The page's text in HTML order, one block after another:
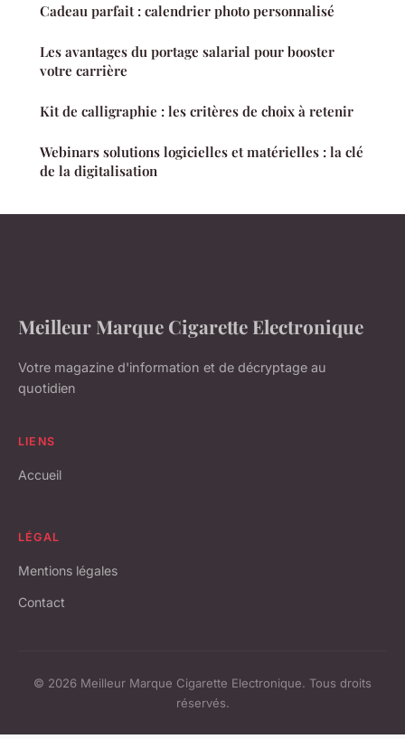
Cadeau parfait : calendrier photo personnalisé
Les avantages du portage salarial pour booster
votre carrière
Kit de calligraphie : les critères de choix à retenir
Webinars solutions logicielles et matérielles : la clé
de la digitalisation
Meilleur Marque Cigarette Electronique
Votre magazine d'information et de décryptage au
quotidien
LIENS
Accueil
LÉGAL
Mentions légales
Contact
© 2026 Meilleur Marque Cigarette Electronique. Tous droits
réservés.